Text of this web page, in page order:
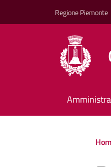
Regione Piemonte